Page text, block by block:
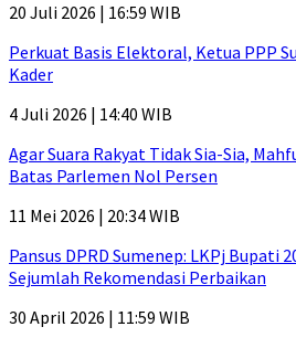
20 Juli 2026 | 16:59 WIB
Perkuat Basis Elektoral, Ketua PPP
Kader
4 Juli 2026 | 14:40 WIB
Agar Suara Rakyat Tidak Sia-Sia,
Batas Parlemen Nol Persen
11 Mei 2026 | 20:34 WIB
Pansus DPRD Sumenep: LKPj Bupati
Sejumlah Rekomendasi Perbaikan
30 April 2026 | 11:59 WIB